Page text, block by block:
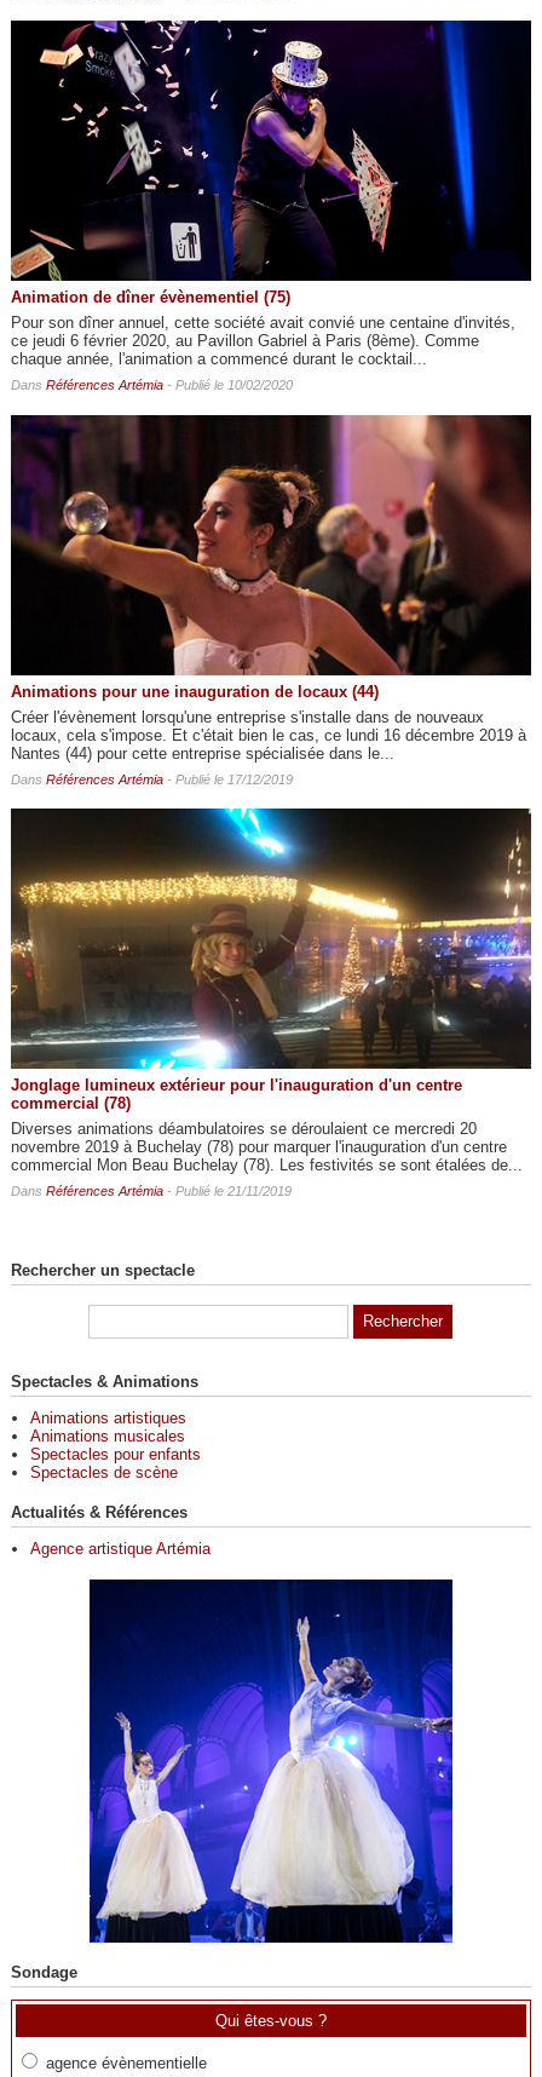
Animation de dîner évènementiel (75)
Pour son dîner annuel, cette société avait convié une centaine d'invités,
ce jeudi 6 février 2020, au Pavillon Gabriel à Paris (8ème). Comme
chaque année, l'animation a commencé durant le cocktail...
Dans Références Artémia- Publié le 10/02/2020
Animations pour une inauguration de locaux (44)
Créer l'évènement lorsqu'une entreprise s'installe dans de nouveaux
locaux, cela s'impose. Et c'était bien le cas, ce lundi 16 décembre 2019 à
Nantes (44) pour cette entreprise spécialisée dans le...
Dans Références Artémia- Publié le 17/12/2019
Jonglage lumineux extérieur pour l'inauguration d'un centre
commercial (78)
Diverses animations déambulatoires se déroulaient ce mercredi 20
novembre 2019 à Buchelay (78) pour marquer l'inauguration d'un centre
commercial Mon Beau Buchelay (78). Les festivités se sont étalées de...
Dans Références Artémia- Publié le 21/11/2019
Rechercher un spectacle
Spectacles & Animations
Animations artistiques
Animations musicales
Spectacles pour enfants
Spectacles de scène
Actualités & Références
Agence artistique Artémia
Sondage
Qui êtes-vous ?
agence évènementielle